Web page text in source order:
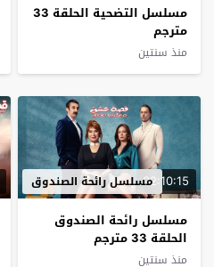
مسلسل التضحية الحلقة 33
مترجم
منذ سنتين
02:10:15مسلسل رائحة الصندوق
مسلسل رائحة الصندوق
الحلقة 33 مترجم
منذ سنتين